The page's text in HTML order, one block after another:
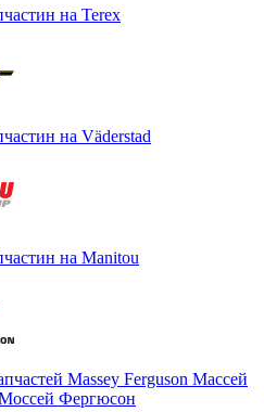
на Terex
на Väderstad
на Маnitou
Massey Ferguson Массей
Фергюсон